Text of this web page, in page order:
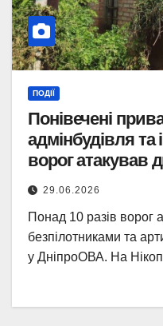
ПОДІЇ
Понівечені
адмінбудівля та
ворог атакував
29.06.2026
Понад 10 разів ворог
безпілотниками та
у ДніпроОВА. На